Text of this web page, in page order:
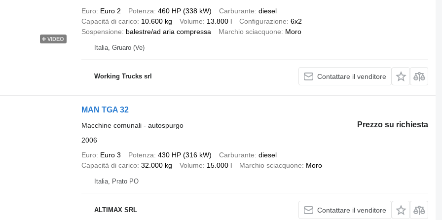
VIDEO
Euro
Euro 2 Potenza 460 HP (338 kW) Carburante diesel
Capacità di carico
10.600 kg Volume 13.800 l Configurazione 6x2
Sospensione
balestre/ad aria compressa Marchio sciacquone Moro
Italia, Gruaro (Ve)
Working Trucks srl Contattare il venditore
MAN TGA 32
Prezzo su richiesta
Macchine comunali - autospurgo
2006
Euro
Euro 3 Potenza 430 HP (316 kW) Carburante diesel
Capacità di carico 32.000 kg Volume 15.000 l Marchio sciacquone Moro
Italia, Prato PO
ALTIMAX SRL Contattare il venditore